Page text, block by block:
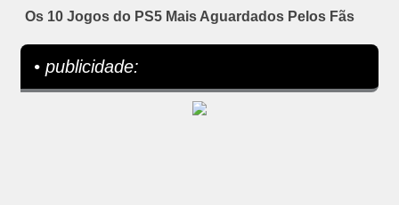
Os 10 Jogos do PS5 Mais Aguardados Pelos Fãs
• publicidade: